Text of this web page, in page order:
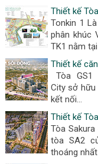
Thiết kế
Tonkin 1
phân khúc
TK1 nằm
Thiết kế
Tòa GS1
City sở hữu
kết nối...
Thiết kế
Tòa
tòa SA2
thoáng